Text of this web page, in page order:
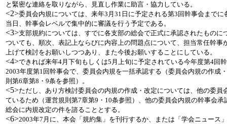
と緊密な連絡を取りながら、見直し作業に助言・協力している。
<2>委員会内規については、来年3月31日に予定される第3回幹事会まで
当日、幹事会レベルで集中的に審議を行う予定である。
<3>支部規約については、すでに各支部の総会で正式に承認されたものに
ついても、順次、表記上ならびに内容上の問題点について、担当常任幹事
上げて検討をお願いしつつあり、また今後お願いすることにしている。
<4>できれば来年4月下旬もしくは5月上旬に予定されている今年度第4回
2003年度第1回幹事会で、委員会内規を一括承認する（委員会内規の作成
則第6章第8・9条を参照）。
<5>ただし、あり方検討委員会の内規の作成・改定については、他の委員
ているため（運営規則第7章第9・10条参照）、他の委員会内規の幹事会
総会に内規改定の件を諮ることとする。
<6>2003年7月に、本会「規約集」を刊行するか、または「学会ニュース